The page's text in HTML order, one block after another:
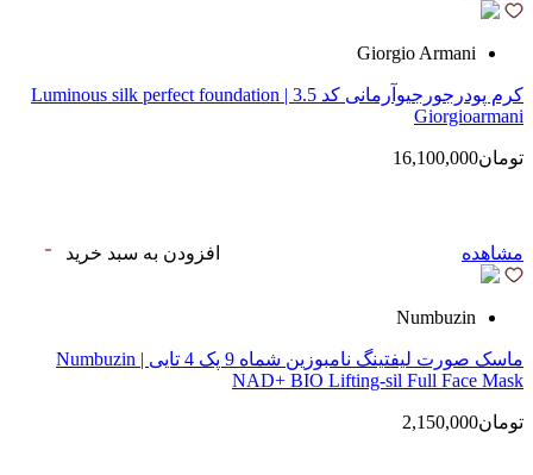
Giorgio Armani
کرم پودرجورجیوآرمانی کد 3.5 | Luminous silk perfect foundation
Giorgioarmani
تومان16,100,000
مشاهده افزودن به سبد خرید
Numbuzin
ماسک صورت لیفتینگ نامبوزین شماه 9 پک 4 تایی | Numbuzin
NAD+ BIO Lifting-sil Full Face Mask
تومان2,150,000